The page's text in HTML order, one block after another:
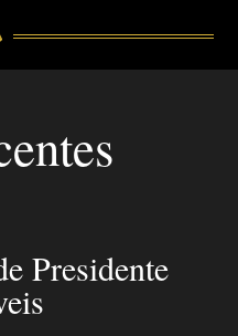
Presidente